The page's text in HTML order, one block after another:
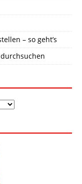
– so geht’s